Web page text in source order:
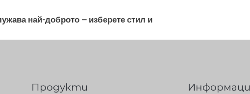
най-доброто – изберете стил и
Продукти